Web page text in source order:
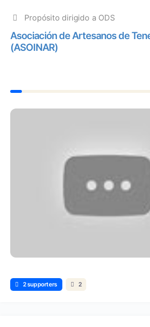
Propósito dirigido a ODS
Asociación de Artesanos de
(ASOINAR)
2 supporters 2